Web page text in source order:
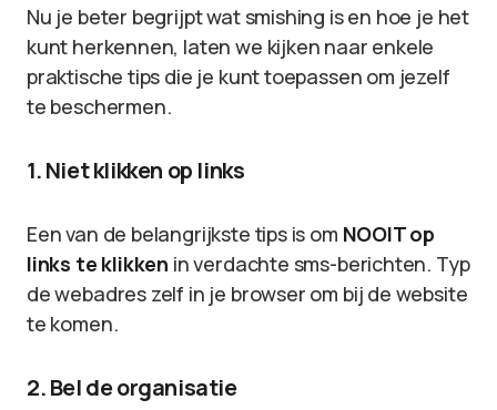
Nu je beter begrijpt wat smishing is en hoe je het
kunt herkennen, laten we kijken naar enkele
praktische tips die je kunt toepassen om jezelf
te beschermen.
1. Niet klikken op links
Een van de belangrijkste tips is om NOOIT op
links te klikken in verdachte sms-berichten. Typ
de webadres zelf in je browser om bij de website
te komen.
2. Bel de organisatie